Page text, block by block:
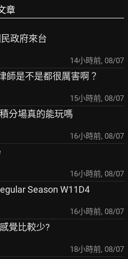
章
政府來台
14小時前, 08/07
師是不是都很厲害啊？
15小時前, 08/07
分場真的能玩嗎
16小時前, 08/07
16小時前, 08/07
Season W11D4
16小時前, 08/07
覺比較少?
18小時前, 08/07